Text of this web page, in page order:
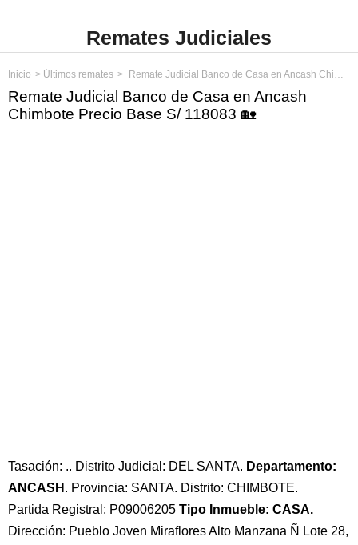
Remates Judiciales
Inicio Últimos remates Remate Judicial Banco de Casa en Ancash Chimbote Precio Base S/ 118083
Remate Judicial Banco de Casa en Ancash
Chimbote Precio Base S/ 118083 🏡
Tasación: .. Distrito Judicial: DEL SANTA. Departamento:
ANCASH . Provincia: SANTA. Distrito: CHIMBOTE.
Partida Registral: P09006205 Tipo Inmueble: CASA.
Dirección: Pueblo Joven Miraflores Alto Manzana Ñ Lote 28,